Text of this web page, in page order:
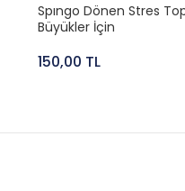
Spıngo Dönen Stres
Büyükler İçin
150,00 TL